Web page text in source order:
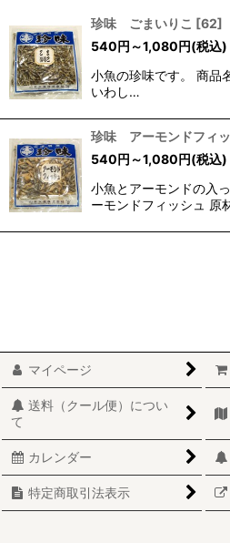
並び順:
珍味 ごまいりこ [62]
540円 ～1,080円(税込)
小魚の珍味です。 商品
いわし…
珍味 アーモンドフィ
540円 ～1,080円(税込)
小魚とアーモンドの入
ーモンドフィッシュ 原
マイページ
送料（クール便）につい
て
カレンダー
特定商取引法表示